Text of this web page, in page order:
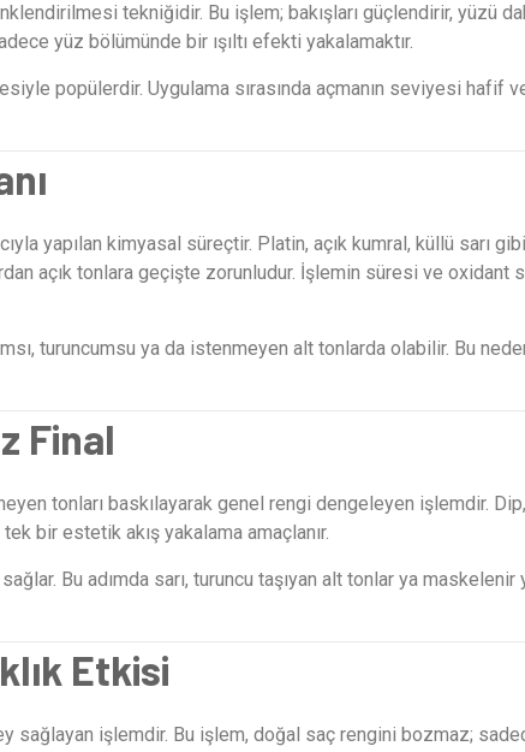
tekniğidir. Bu işlem; bakışları güçlendirir, yüzü
yüz bölümünde bir ışıltı efekti yakalamaktır.
popülerdir. Uygulama sırasında açmanın seviyesi hafif
yapılan kimyasal süreçtir. Platin, açık kumral, küllü sarı
açık tonlara geçişte zorunludur. İşlemin süresi ve oxidant
turuncumsu ya da istenmeyen alt tonlarda olabilir. Bu
Final
tonları baskılayarak genel rengi dengeleyen işlemdir.
bir estetik akış yakalama amaçlanır.
Bu adımda sarı, turuncu taşıyan alt tonlar ya
Etkisi
işlemdir. Bu işlem, doğal saç rengini bozmaz;